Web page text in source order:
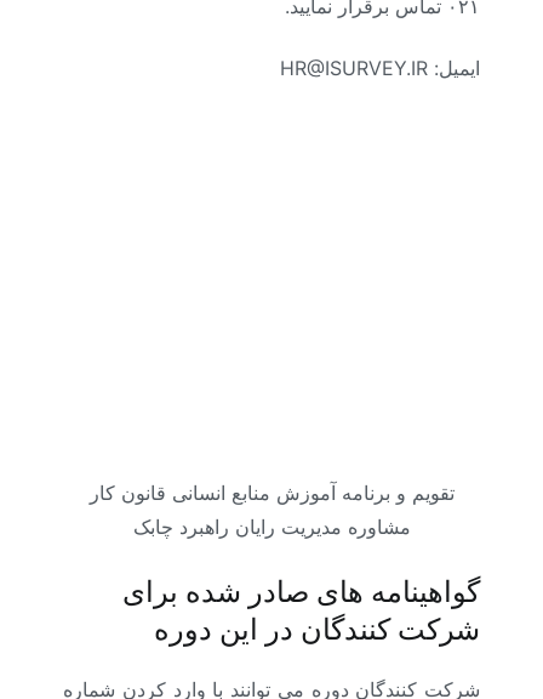
۰۲۱ تماس برقرار نمایید.
ایمیل: HR@ISURVEY.IR
تقویم و برنامه آموزش منابع انسانی قانون کار
مشاوره مدیریت رایان راهبرد چابک
گواهینامه های صادر شده برای
شرکت کنندگان در این دوره
شرکت کنندگان دوره می توانند با وارد کردن شماره